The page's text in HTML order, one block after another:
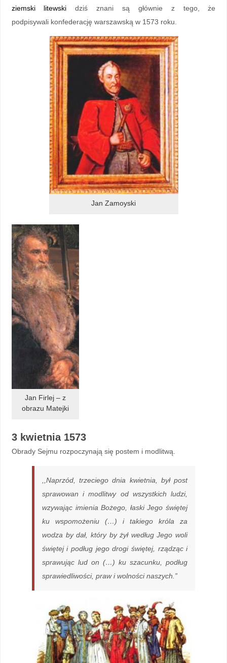
ziemski litewski dziś znani są głównie z tego, że
podpisywali konfederację warszawską w 1573 roku.
Jan Zamoyski
Jan Firlej – z
obrazu Matejki
3 kwietnia 1573
Obrady Sejmu rozpoczynają się postem i modlitwą.
,,Naprzód, trzeciego dnia kwietnia, był post
sprawowan i modlitwy od wszystkich ludzi,
wzywając imienia Bożego, łaski Jego świętej
ku wspomożeniu (…) i takiego króla za
wodza by dał, który by żył według Jego woli
świętej i podług jego drogi świętej, rządząc i
sprawując lud on (…) ku szacunku, podług
sprawiedliwości, praw i wolności naszych.”